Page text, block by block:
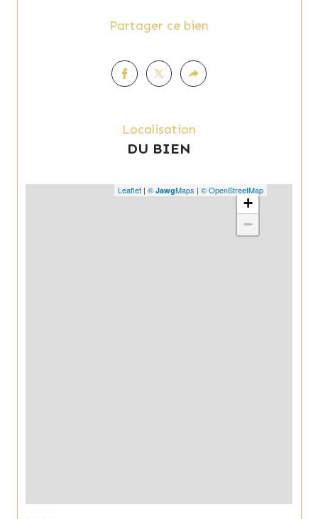
Partager ce bien
Localisation
DU BIEN
+
−
Leaflet | © JawgMaps | © OpenStreetMap